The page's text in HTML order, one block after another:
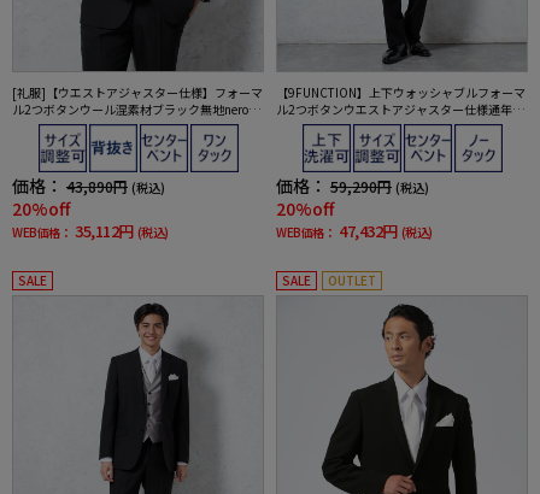
[礼服]【ウエストアジャスター仕様】フォーマ
ル2つボタンウール混素材ブラック無地nero通
年礼服【スリムデザイン】
価格： 43,890円 (税込)
20%off
WEB価格： 35,112円 (税込)
【9FUNCTION】上下ウォッシャブルフォーマ
ル2つボタンウエストアジャスター仕様通年礼
服【i-Formalアイフォーマル】
価格： 59,290円 (税込)
20%off
WEB価格： 47,432円 (税込)
SALE SALE OUTLET